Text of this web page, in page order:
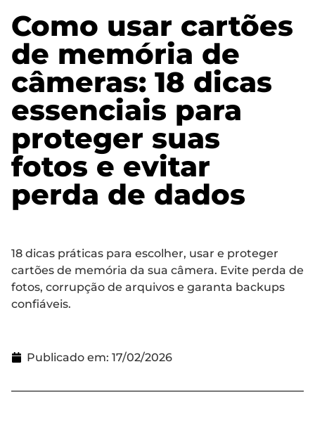
Como usar cartões
de memória de
câmeras: 18 dicas
essenciais para
proteger suas
fotos e evitar
perda de dados
18 dicas práticas para escolher, usar e proteger
cartões de memória da sua câmera. Evite perda de
fotos, corrupção de arquivos e garanta backups
confiáveis.
Publicado em: 17/02/2026